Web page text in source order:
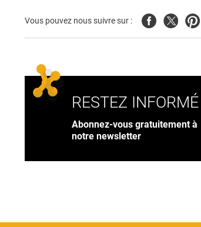
Vous pouvez nous suivre sur : FacebookTwitter
RESTEZ INFORMÉ
Abonnez-vous gratuitement à
notre newsletter